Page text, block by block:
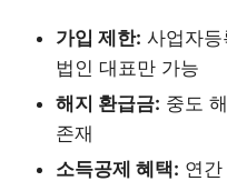
가입 제한: 사업자
법인 대표만 가능
해지 환급금: 중도
존재
소득공제 혜택: 연